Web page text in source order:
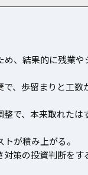
、結果的に残業や
、歩留まりと工数
で、本来取れたは
が積み上がる。
策の投資判断を